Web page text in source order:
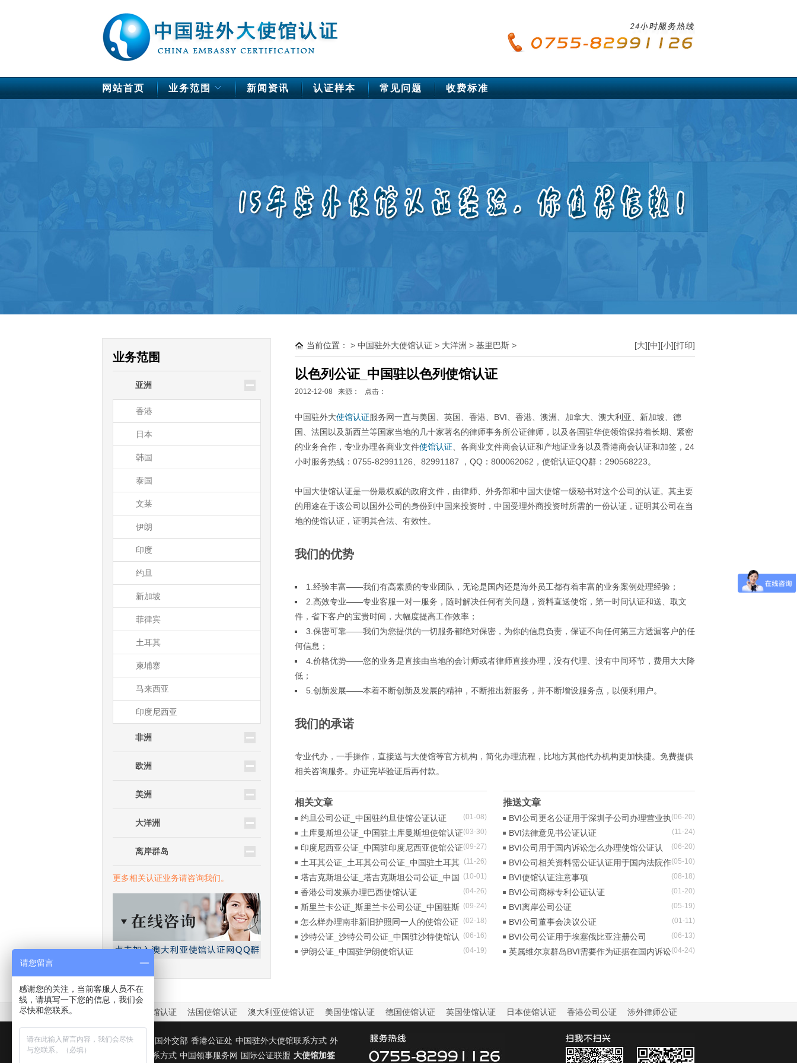
网站首页 业务范围 新闻资讯 认证样本 常见问题 收费标准
挪威
秘鲁
智利
韩国
泰国
新西兰
帕劳
瑙鲁
基里巴斯
塞舌尔
巴哈马
BVI
开曼
加纳
几内亚
业务范围
亚洲
香港
日本
韩国
泰国
文莱
伊朗
印度
约旦
新加坡
菲律宾
土耳其
柬埔寨
马来西亚
印度尼西亚
非洲
欧洲
美洲
大洋洲
离岸群岛
更多相关认证业务请咨询我们。
当前位置： > 中国驻外大使馆认证 > 大洋洲 > 基里巴斯 > [大][中][小][打印]
以色列公证_中国驻以色列使馆认证
2012-12-08 来源： 点击：
中国驻外大使馆认证服务网一直与美国、英国、香港、BVI、香港、澳洲、加拿大、澳大利亚、新加坡、德
国、法国以及新西兰等国家当地的几十家著名的律师事务所公证律师，以及各国驻华使领馆保持着长期、紧密
的业务合作，专业办理各商业文件使馆认证 、各商业文件商会认证和产地证业务以及香港商会认证和加签，24
小时服务热线：0755-82991126、82991187 ，QQ：800062062，使馆认证QQ群：290568223。
中国大使馆认证是一份最权威的政府文件，由律师、外务部和中国大使馆一级秘书对这个公司的认证。其主要
的用途在于该公司以国外公司的身份到中国来投资时，中国受理外商投资时所需的一份认证，证明其公司在当
地的使馆认证，证明其合法、有效性。
我们的优势
1.经验丰富——我们有高素质的专业团队，无论是国内还是海外员工都有着丰富的业务案例处理经验；
2.高效专业——专业客服一对一服务，随时解决任何有关问题，资料直送使馆，第一时间认证和送、取文
件，省下客户的宝贵时间，大幅度提高工作效率；
3.保密可靠——我们为您提供的一切服务都绝对保密，为你的信息负责，保证不向任何第三方透漏客户的任
何信息；
4.价格优势——您的业务是直接由当地的会计师或者律师直接办理，没有代理、没有中间环节，费用大大降
低；
5.创新发展——本着不断创新及发展的精神，不断推出新服务，并不断增设服务点，以便利用户。
我们的承诺
专业代办，一手操作，直接送与大使馆等官方机构，简化办理流程，比地方其他代办机构更加快捷。免费提供
相关咨询服务。办证完毕验证后再付款。
相关文章
(01-08)
约旦公司公证_中国驻约旦使馆公证认证
(03-30)
土库曼斯坦公证_中国驻土库曼斯坦使馆认证
(09-27)
印度尼西亚公证_中国驻印度尼西亚使馆公证
认证
(11-26)
土耳其公证_土耳其公司公证_中国驻土耳其
使馆认证
(10-01)
塔吉克斯坦公证_塔吉克斯坦公司公证_中国
驻塔吉克斯坦使馆认证
(04-26)
香港公司发票办理巴西使馆认证
(09-24)
斯里兰卡公证_斯里兰卡公司公证_中国驻斯
里兰卡使馆认证
(02-18)
怎么样办理南非新旧护照同一人的使馆公证
认证手续？
(06-16)
沙特公证_沙特公司公证_中国驻沙特使馆认
证
(04-19)
伊朗公证_中国驻伊朗使馆认证
推送文章
(06-20)
BVI公司更名公证用于深圳子公司办理营业执
照相关信息更新
(11-24)
BVI法律意见书公证认证
(06-20)
BVI公司用于国内诉讼怎么办理使馆公证认
证？
(05-10)
BVI公司相关资料需公证认证用于国内法院作
为诉讼证据使用
(08-18)
BVI使馆认证注意事项
(01-20)
BVI公司商标专利公证认证
(05-19)
BVI离岸公司公证
(01-11)
BVI公司董事会决议公证
(06-13)
BVI公司公证用于埃塞俄比亚注册公司
(04-24)
英属维尔京群岛BVI需要作为证据在国内诉讼
中国驻外大使馆认证 法国使馆认证 澳大利亚使馆认证 美国使馆认证 德国使馆认证 英国使馆认证 日本使馆认证 香港公司公证 涉外律师公证
友情链接： 中国外交部 香港公证处 中国驻外大使馆联系方式 外
国驻华使馆联系方式 中国领事服务网 国际公证联盟 大使馆加签
请您留言
感谢您的关注，当前客服人员不在
线，请填写一下您的信息，我们会
尽快和您联系。